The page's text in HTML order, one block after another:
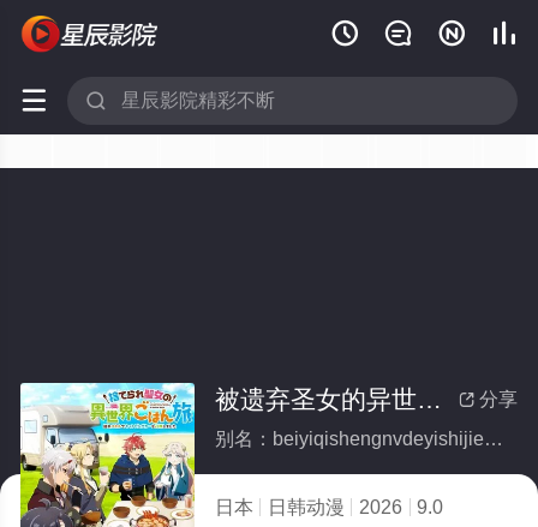
   
 
 分享
被遗弃圣女的异世界美食之旅 用隐藏技能召唤了露营车
别名：beiyiqishengnvdeyishijiemeishizhilvyongyincangjinengzhaohuanliaoluyingche
日本 日韩动漫 2026
9.0